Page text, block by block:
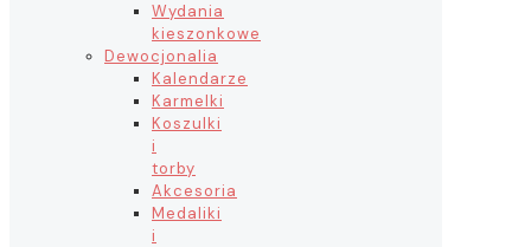
Wydania
kieszonkowe
Dewocjonalia
Kalendarze
Karmelki
Koszulki
i
torby
Akcesoria
Medaliki
i